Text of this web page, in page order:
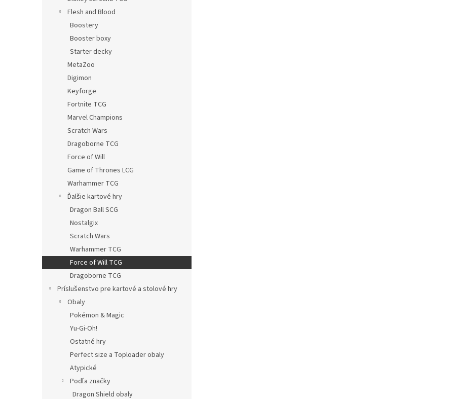
Flesh and Blood
Boostery
Booster boxy
Starter decky
MetaZoo
Digimon
Keyforge
Fortnite TCG
Marvel Champions
Scratch Wars
Dragoborne TCG
Force of Will
Game of Thrones LCG
Warhammer TCG
Ďalšie kartové hry
Dragon Ball SCG
Nostalgix
Scratch Wars
Warhammer TCG
Force of Will TCG
Dragoborne TCG
Príslušenstvo pre kartové a stolové hry
Obaly
Pokémon & Magic
Yu-Gi-Oh!
Ostatné hry
Perfect size a Toploader obaly
Atypické
Podľa značky
Dragon Shield obaly